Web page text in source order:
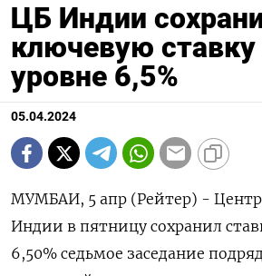
ЦБ Индии
ключевую ставку
уровне 6,5%
05.04.2024
МУМБАИ, 5 апр (Рейтер) -
Индии в пятницу сохранил
6,50% седьмое заседание